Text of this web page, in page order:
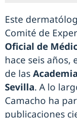
Este
Comité de
Oficial de
hace seis años,
de las
Sevilla. A lo
Camacho ha
publicaciones